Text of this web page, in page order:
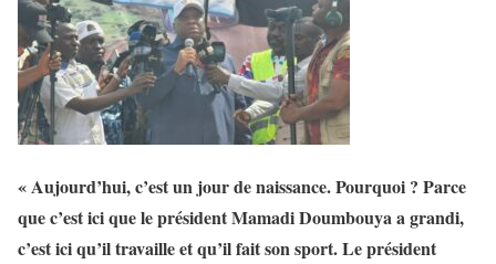
« Aujourd’hui, c’est un jour de naissance. Pourquoi ? Parce
que c’est ici que le président Mamadi Doumbouya a grandi,
c’est ici qu’il travaille et qu’il fait son sport. Le président